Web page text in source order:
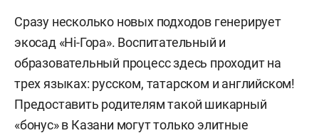
Сразу несколько новых подходов генерирует
экосад «Hi-Гора». Воспитательный и
образовательный процесс здесь проходит на
трех языках: русском, татарском и английском!
Предоставить родителям такой шикарный
«бонус» в Казани могут только элитные